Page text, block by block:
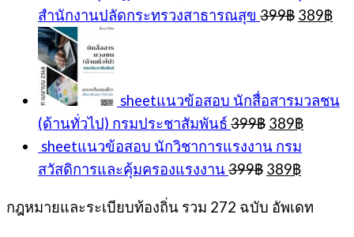
สำนักงานปลัดกระทรวงสาธารณสุข 399฿ Original
389฿
sheetแนวข้อสอบ นักสื่อสารมวลชน
(ด้านทั่วไป) กรมประชาสัมพันธ์ 399฿ Original
was:
399฿.
389฿Current
sheetแนวข้อสอบ นักวิชาการแรงงาน กรม
สวัสดิการและคุ้มครองแรงงาน 399฿ Original
was:
389฿Current
is:
กฎหมายและระเบียบท้องถิ่น รวม 272 ฉบับ อัพเดท